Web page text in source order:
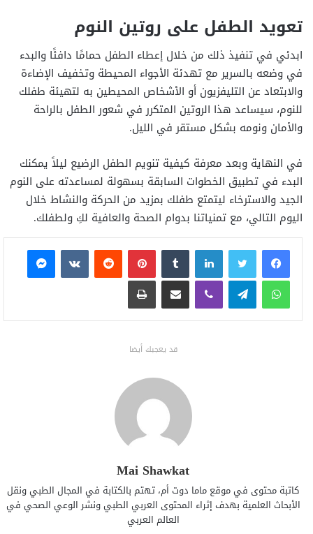
تعويد الطفل على روتين النوم
ابدئي في تنفيذ ذلك من خلال إعطاء الطفل حمامًا دافئًا والبدء
في وضعه بالسرير مع تهدئة الأجواء المحيطة وتخفيف الإضاءة
والابتعاد عن التليفزيون أو الأشخاص المحيطين به لتهيئة طفلك
للنوم، سيساعد هذا الروتين المتكرر في شعور الطفل بالراحة
والأمان ونومه بشكل مستقر في الليل.
في النهاية وبعد معرفة كيفية تنويم الطفل الرضيع ليلاً يمكنك
البدء في تطبيق الخطوات السابقة بسهولة لمساعدته على النوم
الجيد والاسترخاء ليتمتع طفلك بمزيد من الحركة والنشاط خلال
اليوم التالي، مع تمنياتنا بدوام الصحة والعافية لكِ ولطفلك.
فيسبوكتويتر لينكدإن بينتيريست
ماسنجر
واتساب تيلقرام ڤايبر مشاركة عبر البريد طباعة
قد يعجبك أيضا
Mai Shawkat
كاتبة محتوى في موقع ماما دوت أم، تهتم بالكتابة في المجال الطبي ونقل
الأبحاث العلمية بهدف إثراء المحتوى العربي الطبي ونشر الوعي الصحي في
العالم العربي